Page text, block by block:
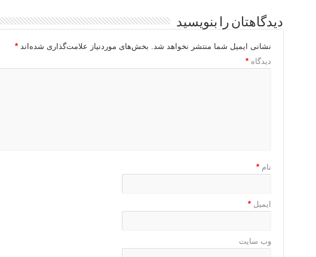
دیدگاهتان را بنویسید
نشانی ایمیل شما منتشر نخواهد شد. بخش‌های موردنیاز علامت‌گذاری شده‌اند*
دیدگاه*
نام*
ایمیل*
وب‌ سایت